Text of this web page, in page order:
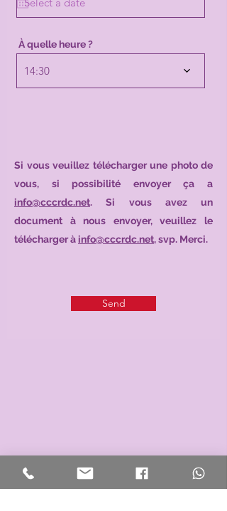
À quelle heure ?
14:30
Si vous veuillez télécharger une photo de
vous, si possibilité envoyer ça a
info@cccrdc.net. Si vous avez un
document à nous envoyer, veuillez le
télécharger à info@cccrdc.net, svp. Merci.
Send